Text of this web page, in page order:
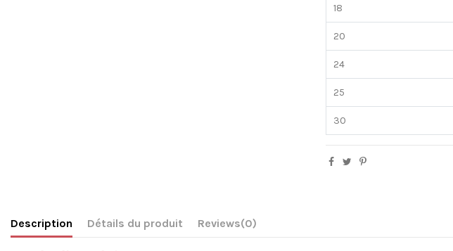
18
20
24
25
30
Description Détails du produit Reviews(0)